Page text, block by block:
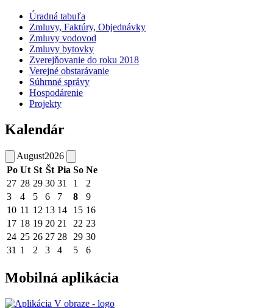
Úradná tabuľa
Zmluvy, Faktúry, Objednávky
Zmluvy vodovod
Zmluvy bytovky
Zverejňovanie do roku 2018
Verejné obstarávanie
Súhrnné správy
Hospodárenie
Projekty
Kalendár
August2026
Po Ut St Št Pia So Ne
27 28 29 30 31 1
2
3
4 5 6 7 8
9
10 11 12 13 14 15 16
17 18 19 20 21 22 23
24 25 26 27 28 29 30
31 1 2 3 4 5 6
Mobilná aplikácia